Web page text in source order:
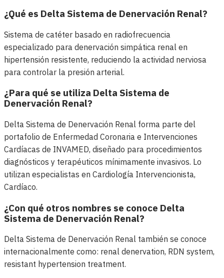
¿Qué es Delta Sistema de Denervación Renal?
Sistema de catéter basado en radiofrecuencia
especializado para denervación simpática renal en
hipertensión resistente, reduciendo la actividad nerviosa
para controlar la presión arterial.
¿Para qué se utiliza Delta Sistema de
Denervación Renal?
Delta Sistema de Denervación Renal forma parte del
portafolio de Enfermedad Coronaria e Intervenciones
Cardíacas de INVAMED, diseñado para procedimientos
diagnósticos y terapéuticos mínimamente invasivos. Lo
utilizan especialistas en Cardiología Intervencionista,
Cardíaco.
¿Con qué otros nombres se conoce Delta
Sistema de Denervación Renal?
Delta Sistema de Denervación Renal también se conoce
internacionalmente como: renal denervation, RDN system,
resistant hypertension treatment.